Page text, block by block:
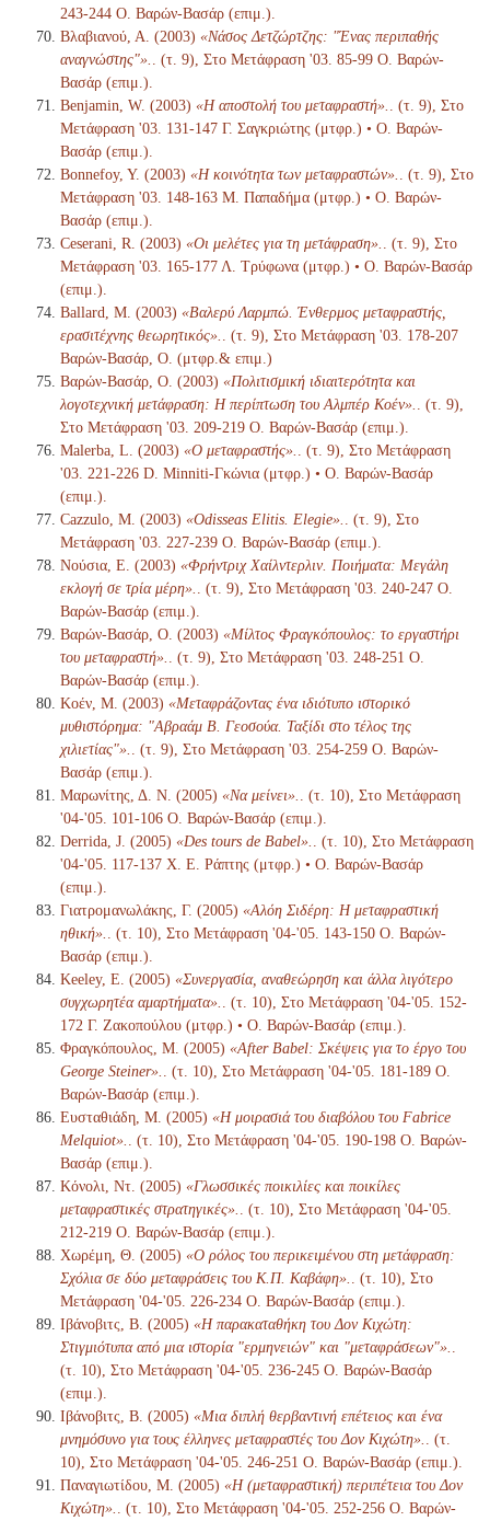
243-244 Ο. Βαρών-Βασάρ (επιμ.).
Βλαβιανού, Α. (2003) «Νάσος Δετζώρτζης: "Ένας περιπαθής
αναγνώστης"».
. (τ. 9), Στο Μετάφραση '03. 85-99 Ο. Βαρών-
Βασάρ (επιμ.).
Benjamin, W. (2003) «Η αποστολή του μεταφραστή».
. (τ. 9), Στο
Μετάφραση '03. 131-147 Γ. Σαγκριώτης (μτφρ.) • Ο. Βαρών-
Βασάρ (επιμ.).
Bonnefoy, Y. (2003) «Η κοινότητα των μεταφραστών».
. (τ. 9), Στο
Μετάφραση '03. 148-163 Μ. Παπαδήμα (μτφρ.) • Ο. Βαρών-
Βασάρ (επιμ.).
Ceserani, R. (2003) «Οι μελέτες για τη μετάφραση».
. (τ. 9), Στο
Μετάφραση '03. 165-177 Λ. Τρύφωνα (μτφρ.) • Ο. Βαρών-Βασάρ
(επιμ.).
Ballard, M. (2003) «Βαλερύ Λαρμπώ. Ένθερμος μεταφραστής,
ερασιτέχνης θεωρητικός».
. (τ. 9), Στο Μετάφραση '03. 178-207
Βαρών-Βασάρ, Ο. (μτφρ.& επιμ.)
Βαρών-Βασάρ, Ο. (2003) «Πολιτισμική ιδιαιτερότητα και
λογοτεχνική μετάφραση: Η περίπτωση του Αλμπέρ Κοέν».
. (τ. 9),
Στο Μετάφραση '03. 209-219 Ο. Βαρών-Βασάρ (επιμ.).
Malerba, L. (2003) «Ο μεταφραστής».
. (τ. 9), Στο Μετάφραση
'03. 221-226 D. Minniti-Γκώνια (μτφρ.) • Ο. Βαρών-Βασάρ
(επιμ.).
Cazzulo, M. (2003) «Odisseas Elitis. Elegie».
. (τ. 9), Στο
Μετάφραση '03. 227-239 Ο. Βαρών-Βασάρ (επιμ.).
Νούσια, Ε. (2003) «Φρήντριχ Χαίλντερλιν. Ποιήματα: Μεγάλη
εκλογή σε τρία μέρη».
. (τ. 9), Στο Μετάφραση '03. 240-247 Ο.
Βαρών-Βασάρ (επιμ.).
Βαρών-Βασάρ, Ο. (2003) «Μίλτος Φραγκόπουλος: το εργαστήρι
του μεταφραστή».
. (τ. 9), Στο Μετάφραση '03. 248-251 Ο.
Βαρών-Βασάρ (επιμ.).
Κοέν, Μ. (2003) «Μεταφράζοντας ένα ιδιότυπο ιστορικό
μυθιστόρημα: "Αβραάμ Β. Γεοσούα. Ταξίδι στο τέλος της
χιλιετίας"».
. (τ. 9), Στο Μετάφραση '03. 254-259 Ο. Βαρών-
Βασάρ (επιμ.).
Μαρωνίτης, Δ. Ν. (2005) «Να μείνει».
. (τ. 10), Στο Μετάφραση
'04-'05. 101-106 Ο. Βαρών-Βασάρ (επιμ.).
Derrida, J. (2005) «Des tours de Babel».
. (τ. 10), Στο Μετάφραση
'04-'05. 117-137 Χ. Ε. Ράπτης (μτφρ.) • Ο. Βαρών-Βασάρ
(επιμ.).
Γιατρομανωλάκης, Γ. (2005) «Αλόη Σιδέρη: Η μεταφραστική
ηθική».
. (τ. 10), Στο Μετάφραση '04-'05. 143-150 Ο. Βαρών-
Βασάρ (επιμ.).
Keeley, E. (2005) «Συνεργασία, αναθεώρηση και άλλα λιγότερο
συγχωρητέα αμαρτήματα».
. (τ. 10), Στο Μετάφραση '04-'05. 152-
172 Γ. Ζακοπούλου (μτφρ.) • Ο. Βαρών-Βασάρ (επιμ.).
Φραγκόπουλος, Μ. (2005) «After Babel: Σκέψεις για το έργο του
George Steiner».
. (τ. 10), Στο Μετάφραση '04-'05. 181-189 Ο.
Βαρών-Βασάρ (επιμ.).
Ευσταθιάδη, Μ. (2005) «Η μοιρασιά του διαβόλου του Fabrice
Melquiot».
. (τ. 10), Στο Μετάφραση '04-'05. 190-198 Ο. Βαρών-
Βασάρ (επιμ.).
Κόνολι, Ντ. (2005) «Γλωσσικές ποικιλίες και ποικίλες
μεταφραστικές στρατηγικές».
. (τ. 10), Στο Μετάφραση '04-'05.
212-219 Ο. Βαρών-Βασάρ (επιμ.).
Χωρέμη, Θ. (2005) «Ο ρόλος του περικειμένου στη μετάφραση:
Σχόλια σε δύο μεταφράσεις του Κ.Π. Καβάφη».
. (τ. 10), Στο
Μετάφραση '04-'05. 226-234 Ο. Βαρών-Βασάρ (επιμ.).
Ιβάνοβιτς, Β. (2005) «Η παρακαταθήκη του Δον Κιχώτη:
Στιγμιότυπα από μια ιστορία "ερμηνειών" και "μεταφράσεων"».
(τ. 10), Στο Μετάφραση '04-'05. 236-245 Ο. Βαρών-Βασάρ
(επιμ.).
Ιβάνοβιτς, Β. (2005) «Μια διπλή θερβαντινή επέτειος και ένα
μνημόσυνο για τους έλληνες μεταφραστές του Δον Κιχώτη».
. (τ.
10), Στο Μετάφραση '04-'05. 246-251 Ο. Βαρών-Βασάρ (επιμ.).
Παναγιωτίδου, Μ. (2005) «Η (μεταφραστική) περιπέτεια του Δον
Κιχώτη».
. (τ. 10), Στο Μετάφραση '04-'05. 252-256 Ο. Βαρών-